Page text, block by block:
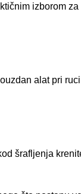
izborom
alat pri
šrafljenja